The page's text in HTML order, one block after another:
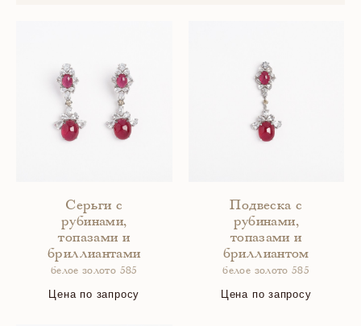
Серьги с
рубинами,
топазами и
бриллиантами
белое золото 585
Цена по запросу
Подвеска с
рубинами,
топазами и
бриллиантом
белое золото 585
Цена по запросу